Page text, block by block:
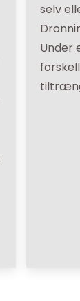
selv
Under